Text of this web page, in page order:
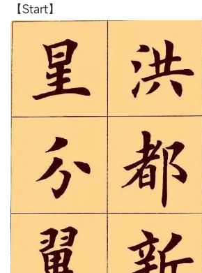
【Start】